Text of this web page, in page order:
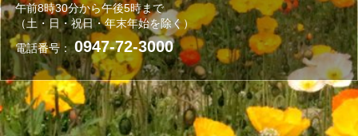
午前8時30分から午後5時まで
（土・日・祝日・年末年始を除く）
電話番号：0947-72-3000